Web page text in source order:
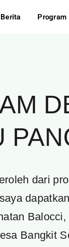
Berita Program
dari
Bangkit